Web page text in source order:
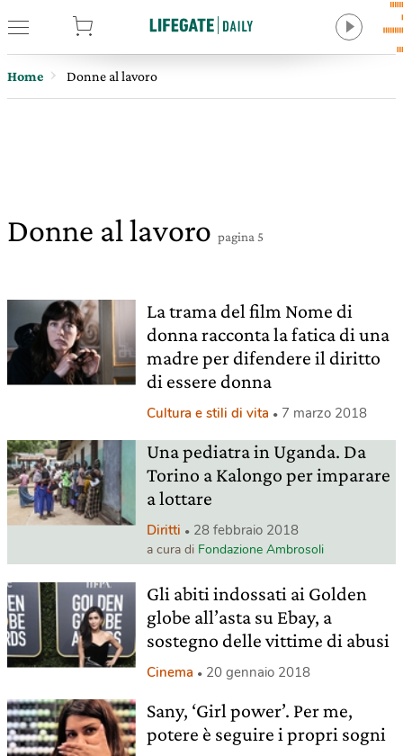
Home Donne al lavoro
Donne al lavoro pagina 5
La trama del film Nome di
donna racconta la fatica di una
madre per difendere il diritto
di essere donna
Cultura e stili di vita 7 marzo 2018
Una pediatra in Uganda. Da
Torino a Kalongo per imparare
a lottare
Diritti 28 febbraio 2018
a cura di Fondazione Ambrosoli
Gli abiti indossati ai Golden
globe all’asta su Ebay, a
sostegno delle vittime di abusi
Cinema 20 gennaio 2018
Sany, ‘Girl power’. Per me,
potere è seguire i propri sogni